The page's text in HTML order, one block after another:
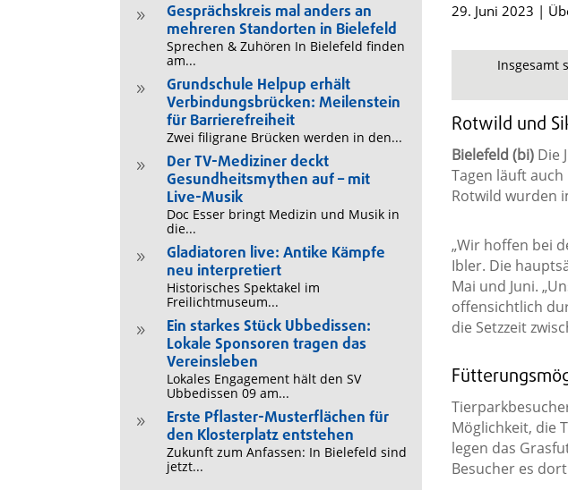
9
Gesprächskreis mal anders an
mehreren Standorten in Bielefeld
Sprechen & Zuhören In Bielefeld finden
am...
9
Grundschule Helpup erhält
Verbindungsbrücken: Meilenstein
für Barrierefreiheit
Zwei filigrane Brücken werden in den...
9
Der TV-Mediziner deckt
Gesundheitsmythen auf – mit
Live-Musik
Doc Esser bringt Medizin und Musik in
die...
9
Gladiatoren live: Antike Kämpfe
neu interpretiert
Historisches Spektakel im
Freilichtmuseum...
9
Ein starkes Stück Ubbedissen:
Lokale Sponsoren tragen das
Vereinsleben
Lokales Engagement hält den SV
Ubbedissen 09 am...
9
Erste Pflaster-Musterflächen für
den Klosterplatz entstehen
Zukunft zum Anfassen: In Bielefeld sind
jetzt...
29. Juni 2023 |
Insgesamt
Rotwild und
Bielefeld (bi) Die
Tagen läuft
Rotwild wurden
„Wir hoffen bei
Ibler. Die
Mai und Juni.
offensichtlich
die Setzzeit
Möglichkeit, die
legen das
Besucher es